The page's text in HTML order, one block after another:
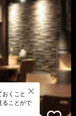
おくこと
ることがで